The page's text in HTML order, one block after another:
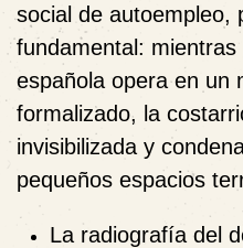
social de autoempleo,
fundamental:
española opera en un
formalizado, la
invisibilizada y
pequeños espacios
La radiografía del